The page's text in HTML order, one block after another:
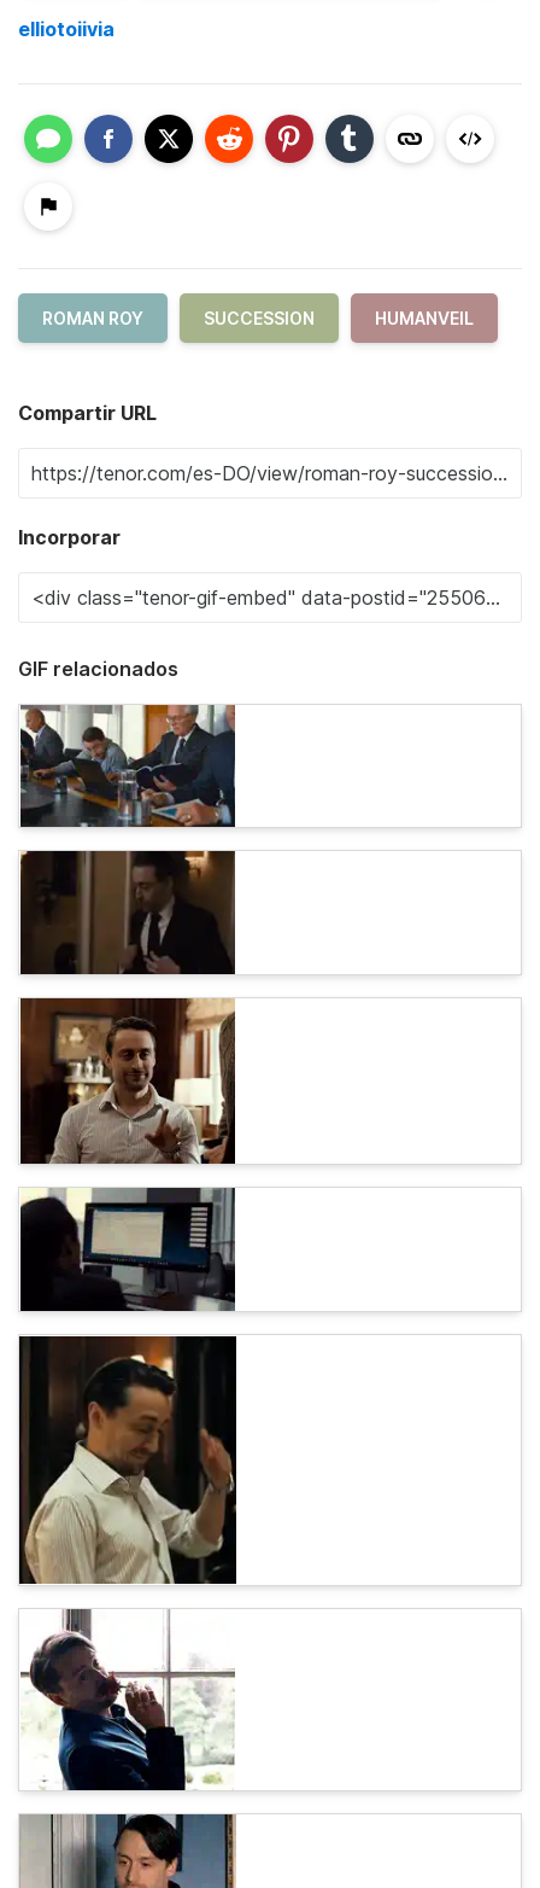
elliotoiivia
ROMAN ROY SUCCESSION HUMANVEIL
Compartir URL
Incorporar
GIF relacionados